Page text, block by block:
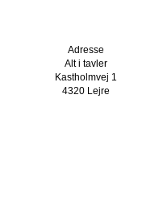
Adresse
Alt i tavler
Kastholmvej 1
4320 Lejre